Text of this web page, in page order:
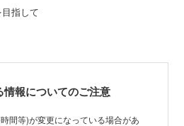
指して
情報についてのご注意
間等)が変更になっている場合があ